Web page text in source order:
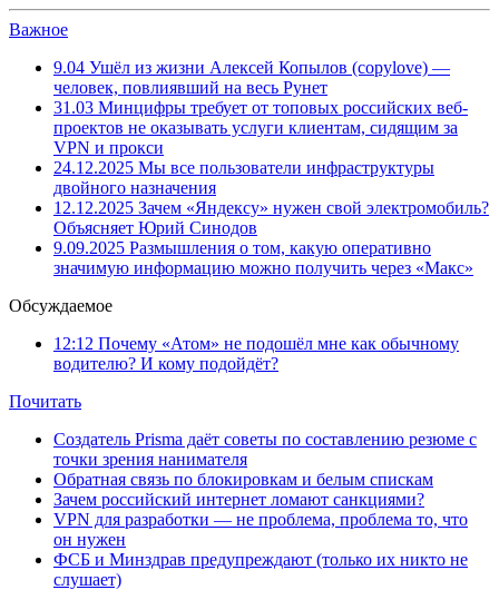
Важное
9.04 Ушёл из жизни Алексей Копылов (copylove) —
человек, повлиявший на весь Рунет
31.03 Минцифры требует от топовых российских веб-
проектов не оказывать услуги клиентам, сидящим за
VPN и прокси
24.12.2025 Мы все пользователи инфраструктуры
двойного назначения
12.12.2025 Зачем «Яндексу» нужен свой электромобиль?
Объясняет Юрий Синодов
9.09.2025 Размышления о том, какую оперативно
значимую информацию можно получить через «Макс»
Обсуждаемое
12:12 Почему «Атом» не подошёл мне как обычному
водителю? И кому подойдёт?
Почитать
Создатель Prisma даёт советы по составлению резюме с
точки зрения нанимателя
Обратная связь по блокировкам и белым спискам
Зачем российский интернет ломают санкциями?
VPN для разработки — не проблема, проблема то, что
он нужен
ФСБ и Минздрав предупреждают (только их никто не
слушает)